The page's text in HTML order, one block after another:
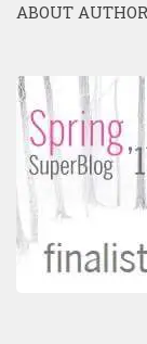
ABOUT AUTHOR